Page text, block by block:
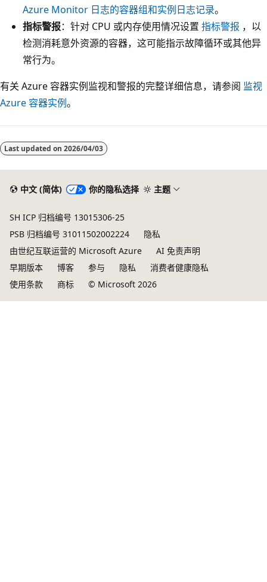
Azure Monitor 日志的容器组和实例日志记录。
指标警报：针对 CPU 或内存使用情况设置 指标警报 ，以
检测消耗意外资源的容器，这可能指示故障循环或其他异
常行为。
有关 Azure 容器实例监视和警报的完整详细信息，请参阅 监视
Azure 容器实例。
Last updated on 2026/04/03
中文 (简体) 你的隐私选择 主题
SH ICP 归档编号 13015306-25
PSB 归档编号 31011502002224
隐私
由世纪互联运营的 Microsoft Azure
AI 免责声明
早期版本
博客 参与 隐私
消费者健康隐私
使用条款
商标 © Microsoft 2026